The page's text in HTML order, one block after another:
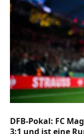
DFB-Pokal: FC
3:1 und ist eine